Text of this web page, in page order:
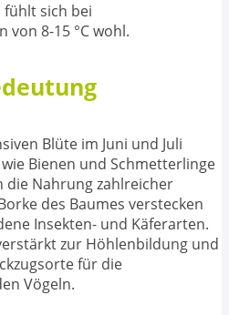
sich bei
8-15 °C wohl.
Blüte im Juni und Juli
Bienen und Schmetterlinge
die Nahrung zahlreicher
des Baumes verstecken
Insekten- und Käferarten.
zur Höhlenbildung und
für die
Vögeln.